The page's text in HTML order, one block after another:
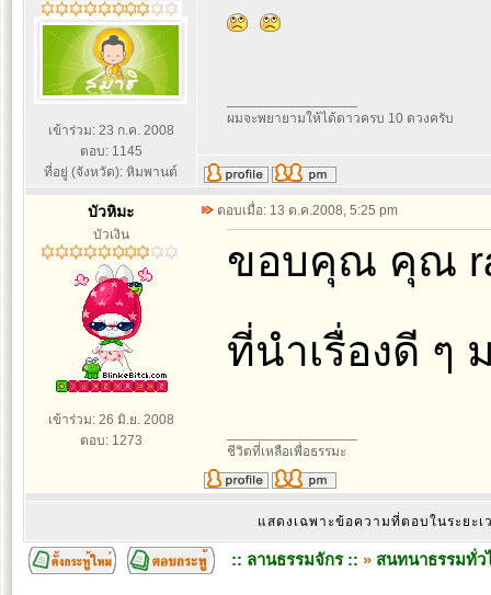
เข้าร่วม: 23 ก.ค. 2008
ตอบ: 1145
ที่อยู่ (จังหวัด): หิมพานต์
ผมจะพยายามให้ได้ดาวครบ 10 ดวงครับ
บัวหิมะ
บัวเงิน
เข้าร่วม: 26 มิ.ย. 2008
ตอบ: 1273
ตอบเมื่อ: 13 ต.ค.2008, 5:25 pm
ขอบคุณ คุณ
ที่นำเรื่องดี ๆ
ชีวิตที่เหลือเพื่อธรรมะ
แสดงเฉพาะข้อความที่ตอบในระยะ
:: ลานธรรมจักร :: » สนทนาธรรมทั่ว